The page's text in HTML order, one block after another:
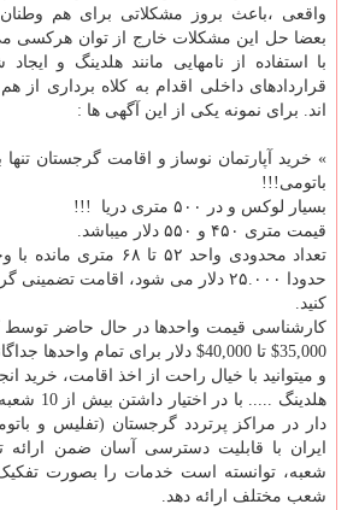
واقعی ،باعث بروز مشکلاتی برای هم
بعضا حل این مشکلات خارج از توان هرکسی
با استفاده از نامهایی مانند هلدینگ و ایجاد
قراردادهای داخلی اقدام به کلاه برداری از
اند. برای نمونه یکی از این آگهی ها :
باتومی!!!
بسیار لوکس و در ۵۰۰ متری دریا !!!
قیمت متری ۴۵۰ و ۵۵۰ دلار میباشد.
تعداد محدودی واحد ۵۲ تا
حدودا ۲۵.۰۰۰ دلار می شود، اقامت
کنید.
کارشناسی قیمت واحدها در حال حاضر
35,000$ تا 40,000$ دلار برای تمام
و میتوانید با خیال راحت از اخذ اقامت، خرید
هلدینگ .....
دار در مراکز پرتردد گرجستان (تفلیس و
ایران با قابلیت دسترسی آسان ضمن ارائه
شعبه، توانسته است خدمات را بصورت
شعب مختلف ارائه دهد.